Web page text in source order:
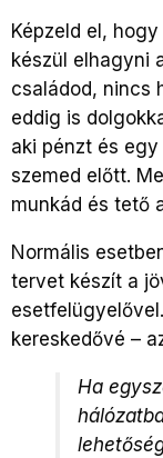
Képzeld el,
készül elhagyni
családod, nincs
eddig is
aki pénzt és
szemed előtt.
munkád és tető
Normális
tervet készít a
kereskedővé –
Ha